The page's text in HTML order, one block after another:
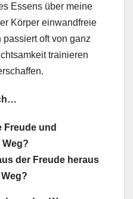
Essens über meine
Körper einwandfreie
oft von ganz
trainieren
Freude und
der Freude heraus